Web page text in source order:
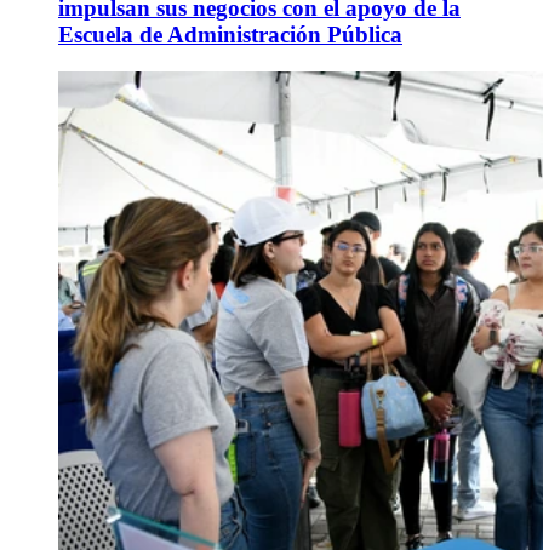
impulsan sus negocios con el apoyo de la
Escuela de Administración Pública